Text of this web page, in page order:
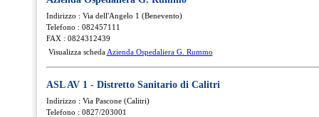
Indirizzo : Via dell'Angelo 1 (Benevento)
Telefono : 082457111
FAX : 0824312439
Visualizza scheda Azienda Ospedaliera G. Rummo
ASL AV 1 - Distretto Sanitario di Calitri
Indirizzo : Via Pascone (Calitri)
Telefono : 0827/203001